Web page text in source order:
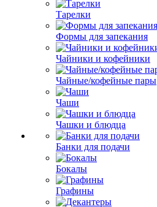
Тарелки
Формы для запекания
Чайники и кофейники
Чайные/кофейные пары
Чаши
Чашки и блюдца
Банки для подачи
Бокалы
Графины